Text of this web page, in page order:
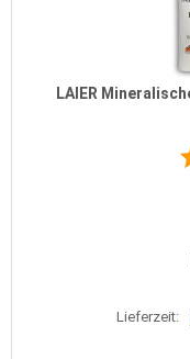
LAIER
Lieferzeit: